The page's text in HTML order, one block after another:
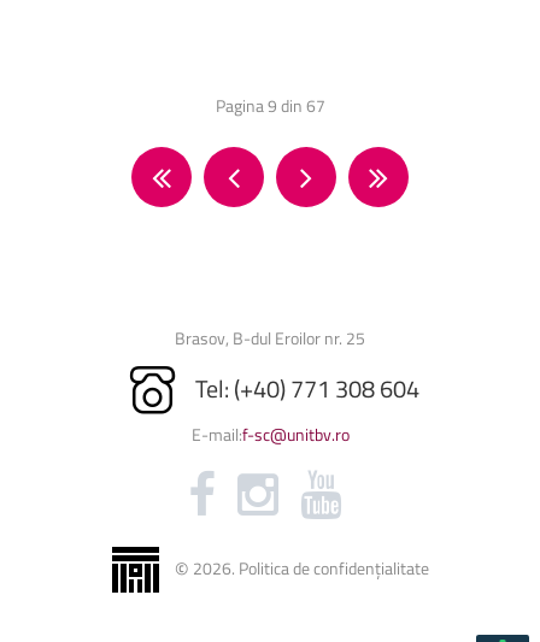
Pagina 9 din 67
Brasov, B-dul Eroilor nr. 25
Tel: (+40) 771 308 604
E-mail:f-sc@unitbv.ro
© 2026. Politica de confidențialitate